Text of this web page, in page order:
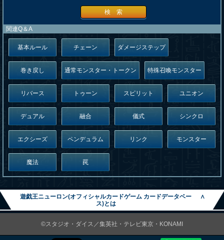
検 索
関連Q＆A
基本ルール チェーン ダメージステップ
巻き戻し 通常モンスター・トークン 特殊召喚モンスター
リバース トゥーン スピリット ユニオン
デュアル 融合 儀式 シンクロ
エクシーズ ペンデュラム リンク モンスター
魔法 罠
遊戯王ニューロン(オフィシャルカードゲーム カードデータベー
ス)とは
∧
©スタジオ・ダイス／集英社・テレビ東京・KONAMI